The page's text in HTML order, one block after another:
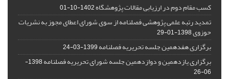
کسب مقام دوم در ارزیابی مقالات پژوهشگاه1402-10-01
تمدید رتبه علمی پژوهشی فصلنامه از سوی شورای اعطای مجوز به نشریات
حوزوی1398-01-29
برگزاری هفدهمین جلسه تحریریه فصلنامه1399-03-24
برگزاری یازدهمین و دوازدهمین جلسه شورای تحریریه فصلنامه
1398-
06-26